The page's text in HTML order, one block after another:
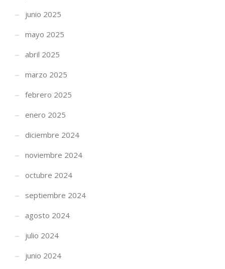
junio 2025
mayo 2025
abril 2025
marzo 2025
febrero 2025
enero 2025
diciembre 2024
noviembre 2024
octubre 2024
septiembre 2024
agosto 2024
julio 2024
junio 2024